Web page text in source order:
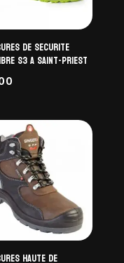
de securite
S3 a Saint-PRIEST
haute de